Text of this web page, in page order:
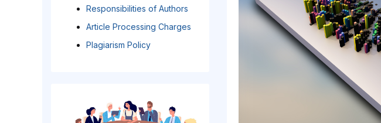
Responsibilities of Authors
Article Processing Charges
Plagiarism Policy